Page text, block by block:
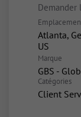
Demander
Atlanta,
Marque
GBS -
Catégories
Client